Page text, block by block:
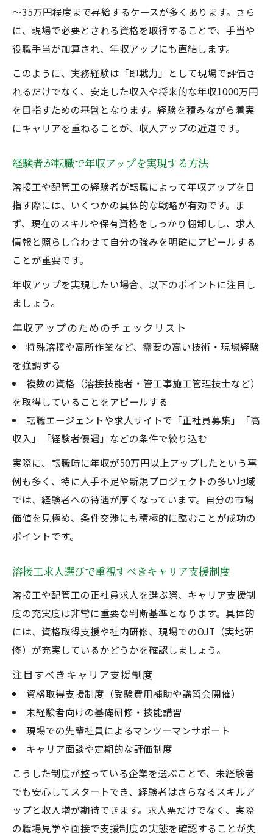
～35万円程度まで昇給するケースが多くあります。さら
に、現場で必要とされる資格を取得することで、手当や
役職手当が加算され、年収アップにも直結します。
このように、実務経験は「即戦力」として現場で評価さ
れるだけでなく、安定した収入や将来的な年収1000万円
を目指すための基盤となります。経験を積みながら着実
にキャリアを重ねることが、収入アップの近道です。
経験者が転職で年収アップを実現する方法
溶接工や配管工の経験者が転職によって年収アップを目
指す際には、いくつかの具体的な戦略が有効です。ま
ず、現在のスキルや保有資格をしっかり棚卸しし、求人
情報と照らし合わせて自分の強みを明確にアピールする
ことが重要です。
年収アップを実現したい場合、以下のポイントに注目し
ましょう。
年収アップのためのチェックリスト
特殊溶接や高所作業など、需要の高い技術・現場経験
を強調する
複数の資格（溶接技能者・管工事施工管理技士など）
を取得していることをアピールする
転職エージェントや求人サイトで「正社員募集」「高
収入」「経験者優遇」などの条件で絞り込む
実際に、転職時に年収が50万円以上アップしたという事
例も多く、特に人手不足や新規プロジェクトの多い地域
では、経験者への待遇が厚くなっています。自分の市場
価値を見極め、条件交渉にも積極的に臨むことが成功の
ポイントです。
溶接工求人選びで重視すべきキャリア支援制度
溶接工や配管工の正社員求人を選ぶ際、キャリア支援制
度の充実度は非常に重要な判断基準となります。具体的
には、資格取得支援や社内研修、現場でのOJT（実地研
修）が充実しているかどうかを確認しましょう。
注目すべきキャリア支援制度
資格取得支援制度（受験費用補助や講習会開催）
未経験者向けの基礎研修・技能講習
現場での先輩社員によるマンツーマンサポート
キャリア面談や定期的な評価制度
こうした制度が整っている企業を選ぶことで、未経験者
でも安心してスタートでき、経験者はさらなるスキルア
ップと収入増が期待できます。求人票だけでなく、実際
の職場見学や面接で支援制度の実態を確認することが失